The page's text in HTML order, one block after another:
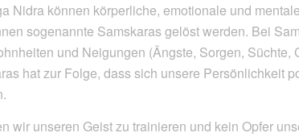
Nidra können körperliche, emotionale und
sogenannte Samskaras gelöst werden. Bei
und Neigungen (Ängste, Sorgen, Süchte,
hat zur Folge, dass sich unsere Persönlichkeit
wir unseren Geist zu trainieren und kein Opfer